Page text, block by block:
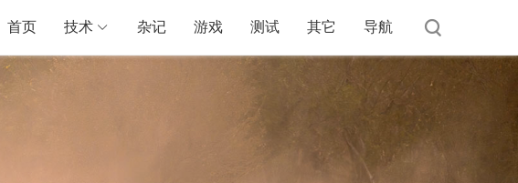
首页 技术 杂记 游戏 测试 其它 导航